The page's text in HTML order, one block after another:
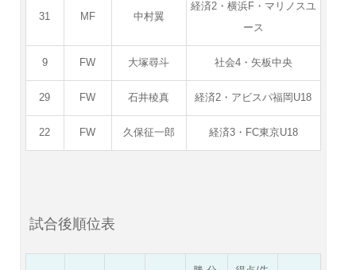
31 MF 中村翼
経済2・横浜F・マリノスユ
ース
9 FW 大塚尋斗 社会4・矢板中央
29 FW 石井稜真 経済2・アビスパ福岡U18
22 FW 久保征一郎 経済3・FC東京U18
試合後順位表